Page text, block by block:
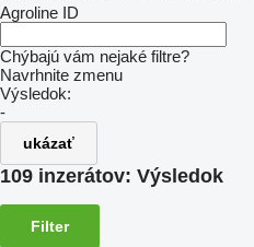
Agroline ID
Chýbajú vám nejaké filtre?
Navrhnite zmenu
Výsledok:
-
ukázať
109 inzerátov: Výsledok
Filter